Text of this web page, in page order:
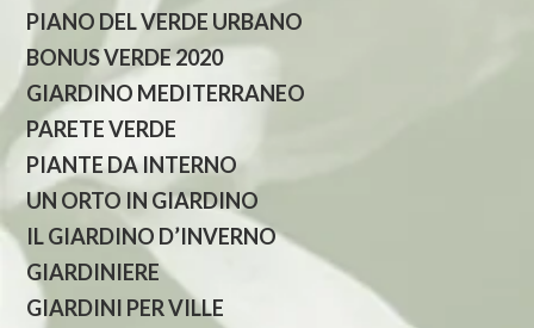
PIANO DEL VERDE URBANO
BONUS VERDE 2020
GIARDINO MEDITERRANEO
PARETE VERDE
PIANTE DA INTERNO
UN ORTO IN GIARDINO
IL GIARDINO D’INVERNO
GIARDINIERE
GIARDINI PER VILLE